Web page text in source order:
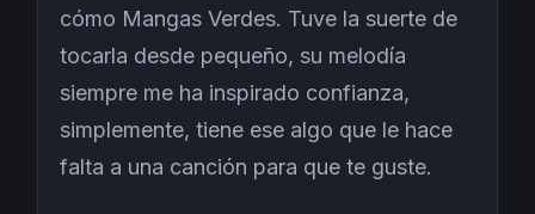
cómo Mangas Verdes. Tuve la suerte de
tocarla desde pequeño, su melodía
siempre me ha inspirado confianza,
simplemente, tiene ese algo que le hace
falta a una canción para que te guste.